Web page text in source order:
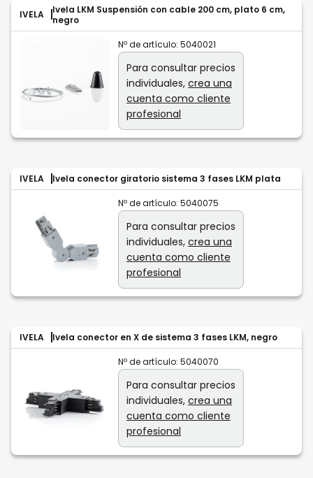
IVELA
Ivela LKM Suspensión con cable 200 cm, plato 6 cm,
negro
Nº de artículo: 5040021
Para consultar precios
individuales, crea una
cuenta como cliente
profesional
IVELA Ivela conector giratorio sistema 3 fases LKM plata
Nº de artículo: 5040075
Para consultar precios
individuales, crea una
cuenta como cliente
profesional
IVELA Ivela conector en X de sistema 3 fases LKM, negro
Nº de artículo: 5040070
Para consultar precios
individuales, crea una
cuenta como cliente
profesional